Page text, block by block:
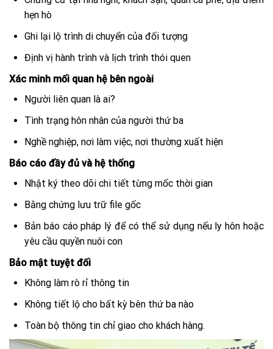
hẹn hò
Ghi lại lộ trình di chuyển của đối tượng
Định vị hành trình và lịch trình thói quen
Xác minh mối quan hệ bên ngoài
Người liên quan là ai?
Tình trạng hôn nhân của người thứ ba
Nghề nghiệp, nơi làm việc, nơi thường xuất hiện
Báo cáo đầy đủ và hệ thống
Nhật ký theo dõi chi tiết từng mốc thời gian
Bằng chứng lưu trữ file gốc
Bản báo cáo pháp lý để có thể sử dụng nếu ly hôn hoặc
yêu cầu quyền nuôi con
Bảo mật tuyệt đối
Không làm rò rỉ thông tin
Không tiết lộ cho bất kỳ bên thứ ba nào
Toàn bộ thông tin chỉ giao cho khách hàng.